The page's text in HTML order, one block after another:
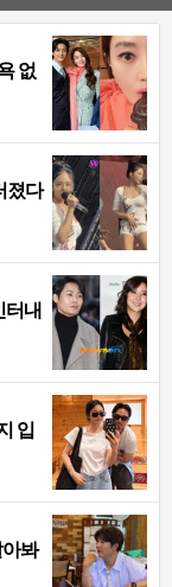
없
졌다
터내
입
봐